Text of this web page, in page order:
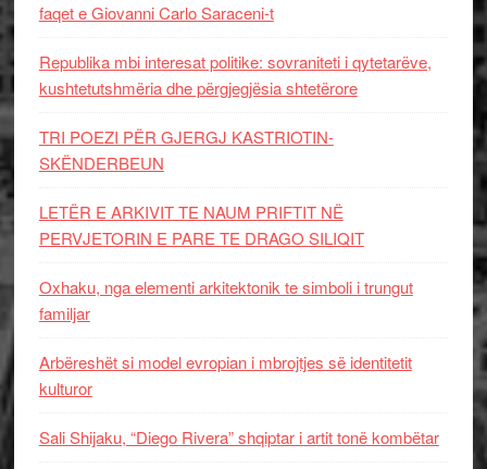
faqet e Giovanni Carlo Saraceni-t
Republika mbi interesat politike: sovraniteti i qytetarëve,
kushtetutshmëria dhe përgjegjësia shtetërore
TRI POEZI PËR GJERGJ KASTRIOTIN-
SKËNDERBEUN
LETËR E ARKIVIT TE NAUM PRIFTIT NË
PERVJETORIN E PARE TE DRAGO SILIQIT
Oxhaku, nga elementi arkitektonik te simboli i trungut
familjar
Arbëreshët si model evropian i mbrojtjes së identitetit
kulturor
Sali Shijaku, “Diego Rivera” shqiptar i artit tonë kombëtar